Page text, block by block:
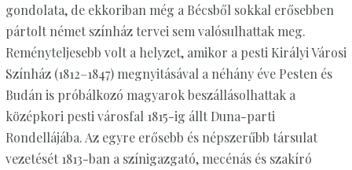
gondolata, de ekkoriban még a Bécsből sokkal erősebben
pártolt német színház tervei sem valósulhattak meg.
Reményteljesebb volt a helyzet, amikor a pesti Királyi Városi
Színház (1812–1847) megnyitásával a néhány éve Pesten és
Budán is próbálkozó magyarok beszállásolhattak a
középkori pesti városfal 1815-ig állt Duna-parti
Rondellájába. Az egyre erősebb és népszerűbb társulat
vezetését 1813-ban a színigazgató, mecénás és szakíró